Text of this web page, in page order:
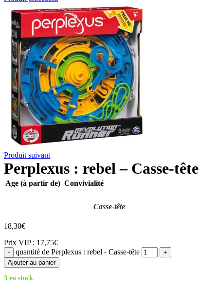
Produit suivant
Perplexus : rebel – Casse-tête
Age (à partir de) Convivialité
Casse-tête
18,30€
Prix VIP : 17,75€
quantité de Perplexus : rebel - Casse-tête
Ajouter au panier
3 en stock